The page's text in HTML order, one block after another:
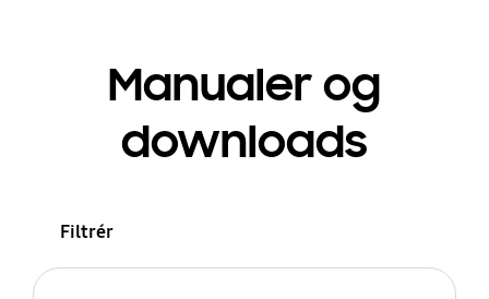
Manualer og
downloads
Filtrér